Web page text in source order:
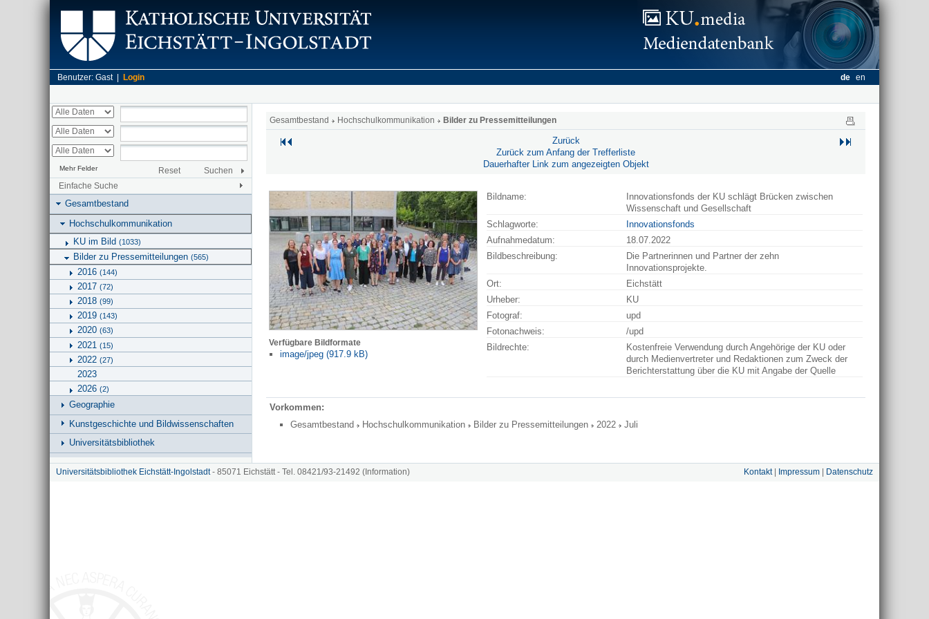
Benutzer: Gast | Login de en
Mehr Felder Reset
Suchen
Einfache Suche
Gesamtbestand
Hochschulkommunikation
KU im Bild (1033)
Bilder zu Pressemitteilungen (565)
2016 (144)
2017 (72)
2018 (99)
2019 (143)
2020 (63)
2021 (15)
2022 (27)
2023
2026 (2)
Geographie
Kunstgeschichte und Bildwissenschaften
Universitätsbibliothek
Hinweise zu KU.media
Gesamtbestand Hochschulkommunikation Bilder zu Pressemitteilungen
Zurück
Zurück zum Anfang der Trefferliste
Dauerhafter Link zum angezeigten Objekt
Verfügbare Bildformate
image/jpeg (917.9 kB)
Bildname:
Innovationsfonds der KU schlägt Brücken zwischen
Wissenschaft und Gesellschaft
Schlagworte:
Innovationsfonds
Aufnahmedatum:
18.07.2022
Bildbeschreibung:
Die Partnerinnen und Partner der zehn
Innovationsprojekte.
Ort:
Eichstätt
Urheber:
KU
Fotograf:
upd
Fotonachweis:
/upd
Bildrechte:
Kostenfreie Verwendung durch Angehörige der KU oder
durch Medienvertreter und Redaktionen zum Zweck der
Berichterstattung über die KU mit Angabe der Quelle
Vorkommen:
Gesamtbestand
Hochschulkommunikation Bilder zu Pressemitteilungen 2022 Juli
Universitätsbibliothek Eichstätt-Ingolstadt- 85071 Eichstätt - Tel. 08421/93-21492 (Information) Kontakt| Impressum Datenschutz